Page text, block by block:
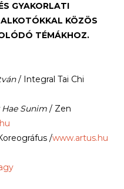
GYAKORLATI
KÖZÖS
TÉMÁKHOZ.
/ Integral Tai Chi
Sunim / Zen
/www.artus.hu